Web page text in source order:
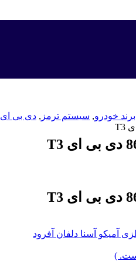
برند خودرو, سیستم ترمز , دی بی ای
آمیکو آسنا دلفان آفرود
)